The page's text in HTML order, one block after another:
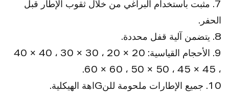
7. مثبت باستخدام البراغي من خلال ثقوب الإطار قبل
الحفر.
8. يتضمن آلية قفل محددة.
9. الأحجام القياسية: 20 × 20 ، 30 × 30 ، 40 × 40
، 45 × 45 ، 50 × 50 ، 60 × 60.
10. جميع الإطارات ملحومة للنGاهة الهيكلية.